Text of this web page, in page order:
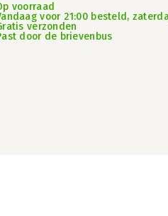
voorraad
voor 21:00 besteld,
verzonden
door de brievenbus